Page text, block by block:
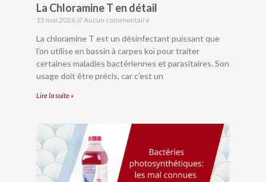
La Chloramine T en détail
15 mai 2026 Aucun commentaire
La chloramine T est un désinfectant puissant que
l’on utilise en bassin à carpes koï pour traiter
certaines maladies bactériennes et parasitaires. Son
usage doit être précis, car c’est un
Lire la suite »